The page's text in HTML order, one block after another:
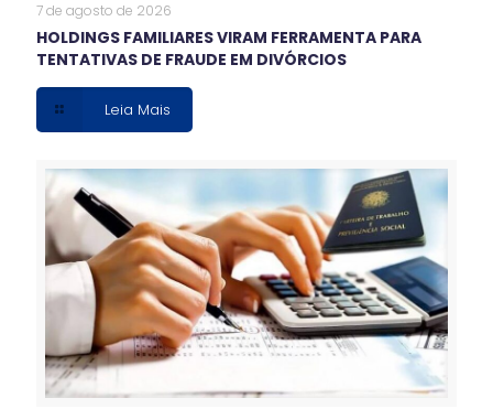
7 de agosto de 2026
HOLDINGS FAMILIARES VIRAM FERRAMENTA PARA
TENTATIVAS DE FRAUDE EM DIVÓRCIOS
Leia Mais